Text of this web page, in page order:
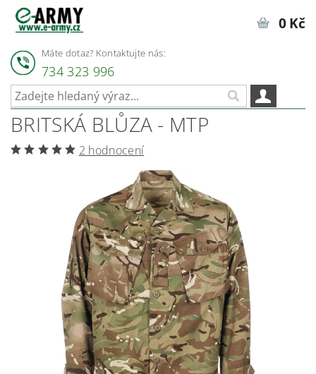
Máte dotaz? Kontaktujte nás:
734 323 996
0 Kč
BRITSKÁ BLŮZA - MTP
2 hodnocení